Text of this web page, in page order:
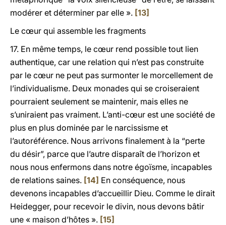
modérer et déterminer par elle ». [13]
Le cœur qui assemble les fragments
17. En même temps, le cœur rend possible tout lien
authentique, car une relation qui n’est pas construite
par le cœur ne peut pas surmonter le morcellement de
l’individualisme. Deux monades qui se croiseraient
pourraient seulement se maintenir, mais elles ne
s’uniraient pas vraiment. L’anti-cœur est une société de
plus en plus dominée par le narcissisme et
l’autoréférence. Nous arrivons finalement à la “perte
du désir”, parce que l’autre disparaît de l’horizon et
nous nous enfermons dans notre égoïsme, incapables
de relations saines. [14] En conséquence, nous
devenons incapables d’accueillir Dieu. Comme le dirait
Heidegger, pour recevoir le divin, nous devons bâtir
une « maison d’hôtes ». [15]